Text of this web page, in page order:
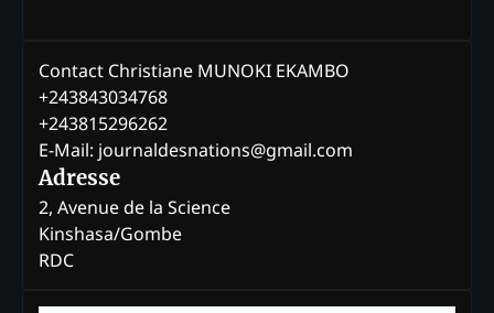
Contact Christiane MUNOKI EKAMBO
+243843034768
+243815296262
E-Mail: journaldesnations@gmail.com
Adresse
2, Avenue de la Science
Kinshasa/Gombe
RDC